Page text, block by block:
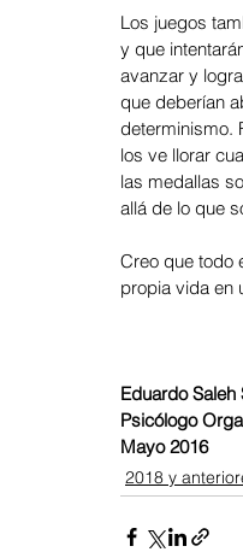
Los juegos
y que
avanzar y
que deberían
determinismo.
los ve llorar
las medallas
allá de lo que
Creo que todo
propia vida en
Eduardo Saleh
Psicólogo
Mayo 2016
2018 y